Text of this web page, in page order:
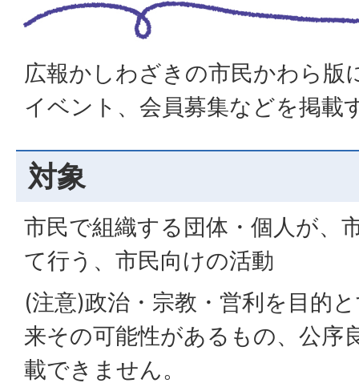
広報かしわざきの市民かわら版
イベント、会員募集などを掲載
対象
市民で組織する団体・個人が、
て行う、市民向けの活動
(注意)政治・宗教・営利を目的
来その可能性があるもの、公序
載できません。